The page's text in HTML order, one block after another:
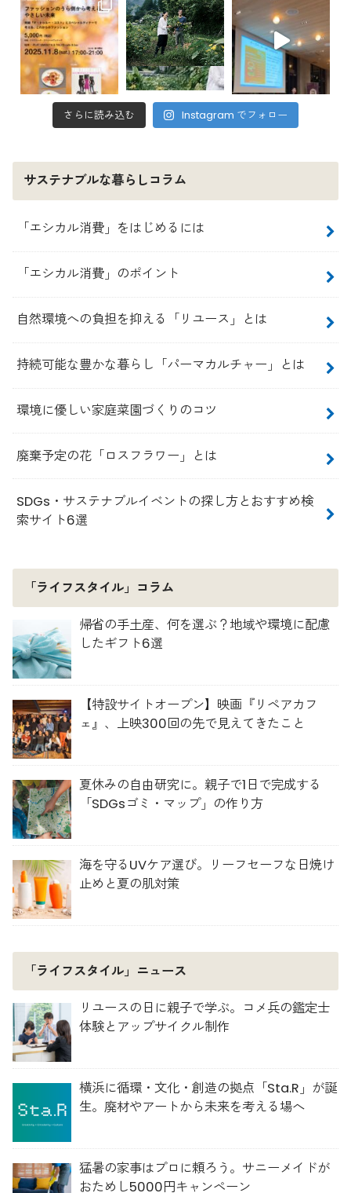
さらに読み込む Instagram でフォロー
サステナブルな暮らしコラム
「エシカル消費」をはじめるには
「エシカル消費」のポイント
自然環境への負担を抑える「リユース」とは
持続可能な豊かな暮らし「パーマカルチャー」とは
環境に優しい家庭菜園づくりのコツ
廃棄予定の花「ロスフラワー」とは
SDGs・サステナブルイベントの探し方とおすすめ検
索サイト6選
「ライフスタイル」コラム
帰省の手土産、何を選ぶ？地域や環境に配慮
したギフト6選
【特設サイトオープン】映画『リペアカフ
ェ』、上映300回の先で見えてきたこと
夏休みの自由研究に。親子で1日で完成する
「SDGsゴミ・マップ」の作り方
海を守るUVケア選び。リーフセーフな日焼け
止めと夏の肌対策
「ライフスタイル」ニュース
リユースの日に親子で学ぶ。コメ兵の鑑定士
体験とアップサイクル制作
横浜に循環・文化・創造の拠点「Sta.R」が誕
生。廃材やアートから未来を考える場へ
猛暑の家事はプロに頼ろう。サニーメイドが
おためし5000円キャンペーン